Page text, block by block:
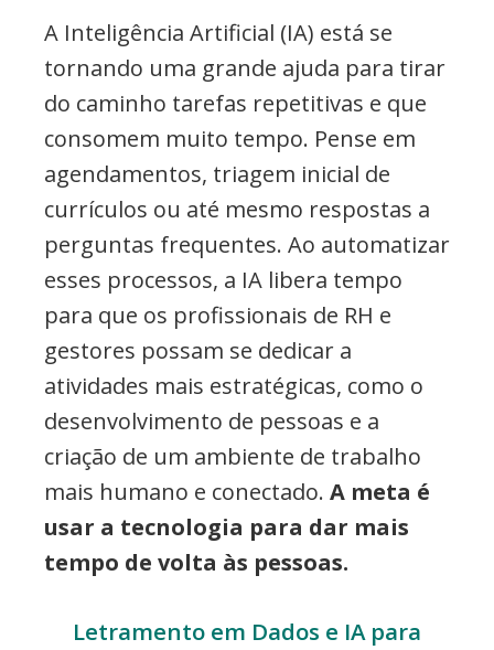
A Inteligência Artificial (IA) está se
tornando uma grande ajuda para tirar
do caminho tarefas repetitivas e que
consomem muito tempo. Pense em
agendamentos, triagem inicial de
currículos ou até mesmo respostas a
perguntas frequentes. Ao automatizar
esses processos, a IA libera tempo
para que os profissionais de RH e
gestores possam se dedicar a
atividades mais estratégicas, como o
desenvolvimento de pessoas e a
criação de um ambiente de trabalho
mais humano e conectado. A meta é
usar a tecnologia para dar mais
tempo de volta às pessoas.
Letramento em Dados e IA para